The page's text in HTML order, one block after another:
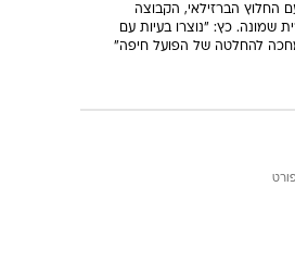
החלוץ הברזילאי, הקבוצה
כץ: "נוצרו בעיות עם
להחלטה של הפועל חיפה"